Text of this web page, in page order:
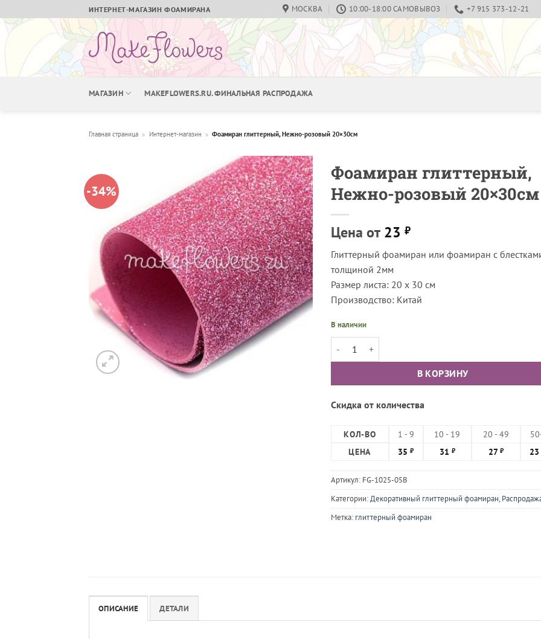
to
content
ИНТЕРНЕТ-МАГАЗИН ФОАМИРАНА МОСКВА 10:00-18:00 САМОВЫВОЗ +7 915 373-12-21
МАГАЗИН MAKEFLOWERS.RU. ФИНАЛЬНАЯ РАСПРОДАЖА
Главная страница » Интернет-магазин » Фоамиран глиттерный, Нежно-розовый 20×30см
-34%
Фоамиран глиттерный,
Нежно-розовый 20×30см
Цена от 23 ₽
Глиттерный фоамиран или фоамиран с
толщиной 2мм
Размер листа: 20 х 30 см
Производство: Китай
В наличии
Количество товара Фоамиран глиттерный, Нежно-
В КОРЗИНУ
Скидка от количества
КОЛ-ВО 1 - 9 10 - 19 20 - 49
ЦЕНА
35₽ 31 ₽ 27 ₽ 23
Артикул: FG-1025-05B
Категории:Декоративный глиттерный фоамиран,
Метка: глиттерный фоамиран
ОПИСАНИЕ ДЕТАЛИ